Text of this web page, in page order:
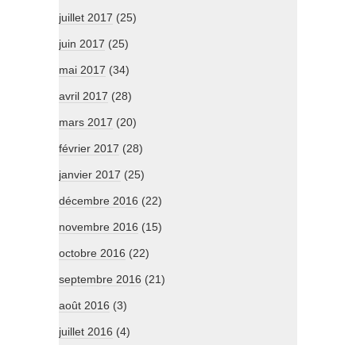
juillet 2017 (25)
juin 2017 (25)
mai 2017 (34)
avril 2017 (28)
mars 2017 (20)
février 2017 (28)
janvier 2017 (25)
décembre 2016 (22)
novembre 2016 (15)
octobre 2016 (22)
septembre 2016 (21)
août 2016 (3)
juillet 2016 (4)